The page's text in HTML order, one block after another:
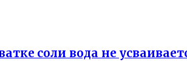
соли вода не